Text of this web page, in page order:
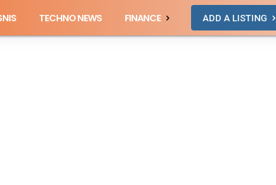
TECHNO NEWS FINANCE ADD A LISTING